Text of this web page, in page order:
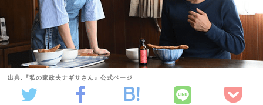
出典:『私の家政夫ナギサさん』公式ページ